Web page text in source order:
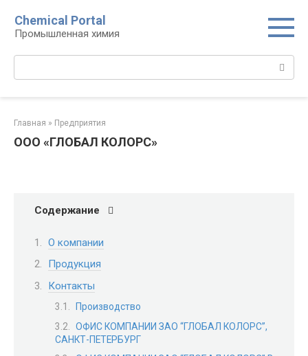
контенту
Chemical Portal
Промышленная химия
Главная » Предприятия
ООО «ГЛОБАЛ КОЛОРС»
Содержание
О компании
Продукция
Контакты
Производство
ОФИС КОМПАНИИ ЗАО “ГЛОБАЛ КОЛОРС”,
САНКТ-ПЕТЕРБУРГ